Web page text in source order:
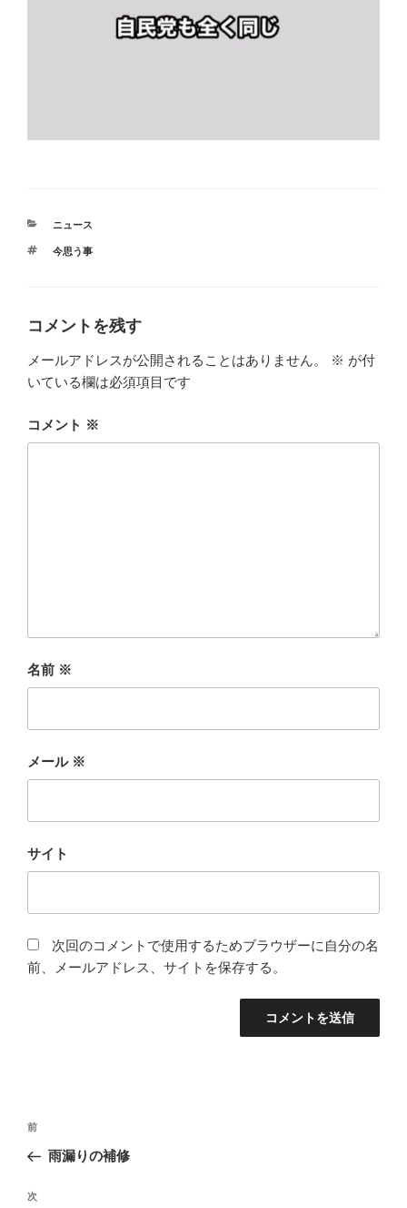
カ
ゴ
ニュース
タ
今思う事
コメントを残す
メールアドレスが公開されることはありません。 ※ が付
いている欄は必須項目です
コメント ※
名前 ※
メール ※
サイト
次回のコメントで使用するためブラウザーに自分の名
前、メールアドレス、サイトを保存する。
投
ナ
ビ
前
の
稿
前
雨漏りの補修
次
次